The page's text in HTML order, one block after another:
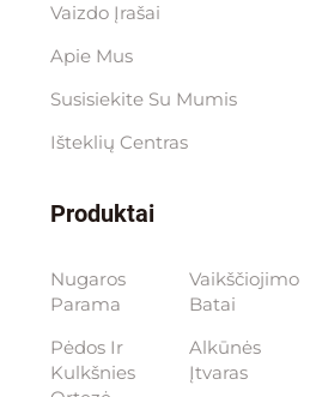
Vaizdo Įrašai
Apie Mus
Susisiekite Su Mumis
Išteklių Centras
Produktai
Nugaros
Parama
Pėdos Ir
Kulkšnies
Vaikščiojimo
Batai
Alkūnės
Įtvaras